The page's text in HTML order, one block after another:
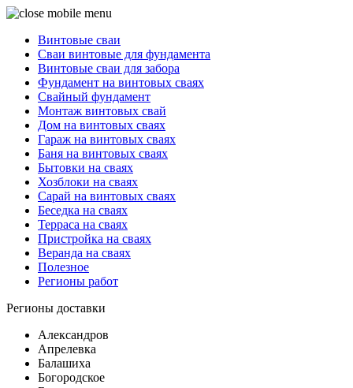
Винтовые сваи
Сваи винтовые для фундамента
Винтовые сваи для забора
Фундамент на винтовых сваях
Свайный фундамент
Монтаж винтовых свай
Дом на винтовых сваях
Гараж на винтовых сваях
Баня на винтовых сваях
Бытовки на сваях
Хозблоки на сваях
Сарай на винтовых сваях
Беседка на сваях
Терраса на сваях
Пристройка на сваях
Веранда на сваях
Полезное
Регионы работ
Регионы доставки
Александров
Апрелевка
Балашиха
Богородское